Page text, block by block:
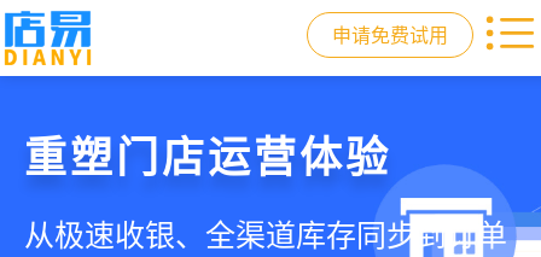
申请免费试用
门店收银，就用店易
智慧收银+商品库存+会员增长+小程序
重塑门店运营体验
从极速收银、全渠道库存同步到订单
驱动私域会员增长
从支付即会员、精准营销到优惠券互
快速拓展生意边界
借助小程序商城、线上引流到线下售